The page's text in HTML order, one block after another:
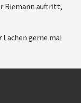
Riemann auftritt,
Lachen gerne mal